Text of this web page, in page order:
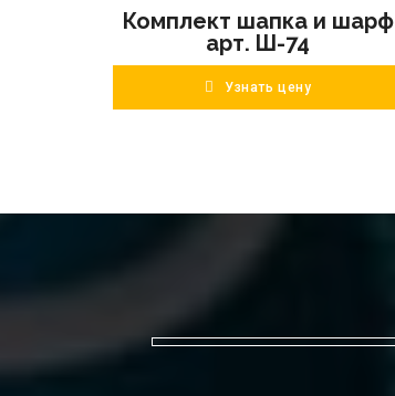
ПОДРОБНЕЕ
Комплект шапка и шарф
арт. Ш-74
Узнать цену